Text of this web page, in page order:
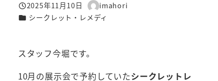
投稿日
2025年11月10日
著
者
imahori
カテゴリー
シークレット・レメディ
スタッフ今堀です。
10月の展示会で予約していたシークレットレ